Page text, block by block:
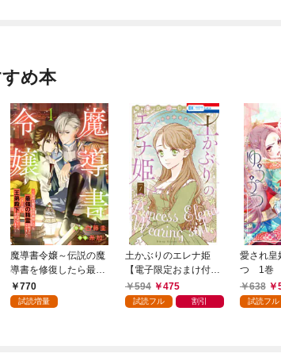
め本
魔導書令嬢～伝説の魔
導書を修復したら最強
の精霊が味方になりま
した（クールな王弟殿
770
試読増量
土かぶりのエレナ姫
【電子限定おまけ付
き】 1巻
594 475
試読フル 割引
愛され皇
つ 1巻
638
試読フル